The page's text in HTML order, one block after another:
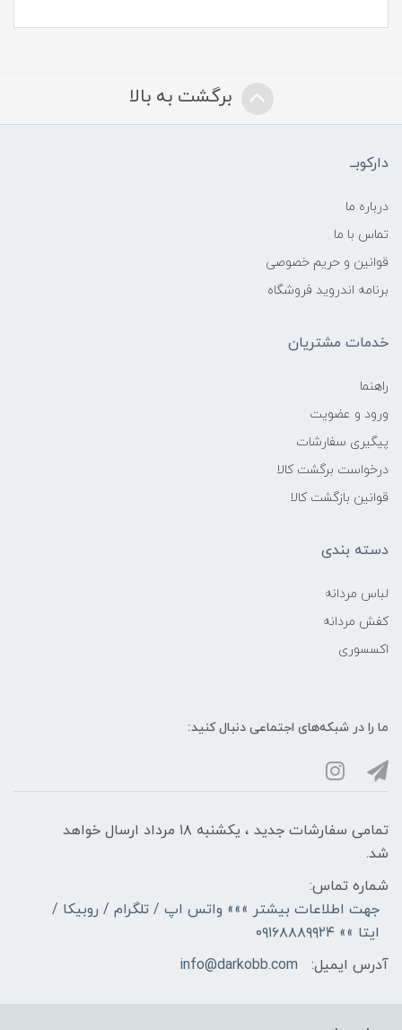
برگشت به بالا
دارکوبــ
درباره ما
تماس با ما
قوانین و حریم خصوصی
برنامه اندروید فروشگاه
خدمات مشتریان
راهنما
ورود و عضویت
پیگیری سفارشات
درخواست برگشت کالا
قوانین بازگشت کالا
دسته بندی
لباس مردانه
کفش مردانه
اکسسوری
ما را در شبکه‌های اجتماعی دنبال کنید:
تمامی سفارشات جدید ، یکشنبه ۱۸ مرداد ارسال خواهد
شد.
شماره تماس:
جهت اطلاعات بیشتر »»» واتس اپ / تلگرام / روبیکا /
ایتا »» ۰۹۱۶۸۸۸۹۹۲۴
آدرس ایمیل:
info@darkobb.com